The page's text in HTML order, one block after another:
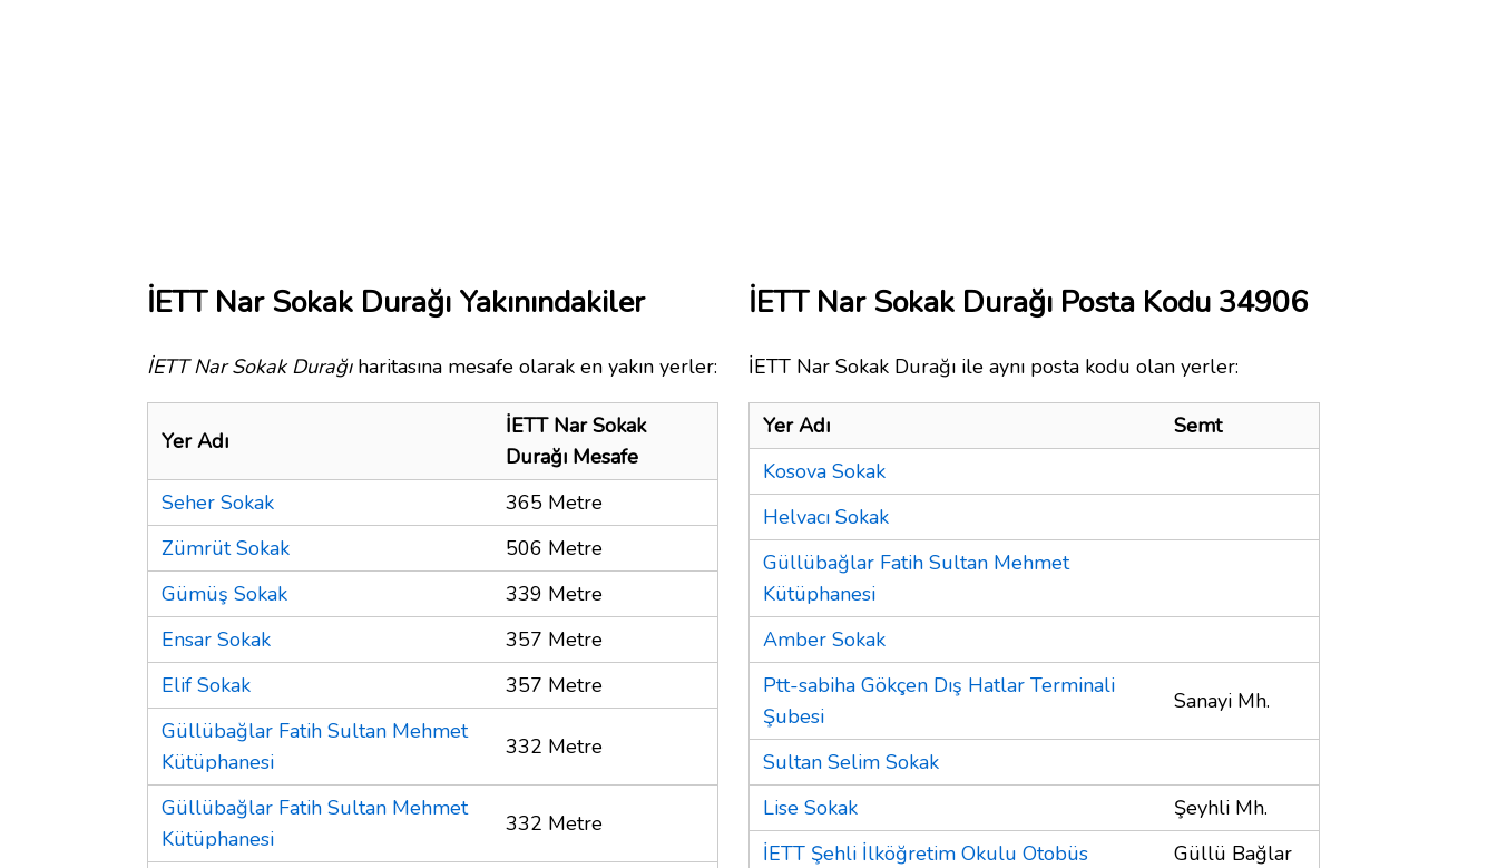
İETT Nar Sokak Durağı Yakınındakiler
İETT Nar Sokak Durağıharitasına mesafe olarak en yakın yerler:
Yer Adı
İETT Nar Sokak
Durağı Mesafe
Seher Sokak
365 Metre
Zümrüt Sokak
506 Metre
Gümüş Sokak
339 Metre
Ensar Sokak
357 Metre
Elif Sokak
357 Metre
Güllübağlar Fatih Sultan Mehmet
Kütüphanesi
332 Metre
Güllübağlar Fatih Sultan Mehmet
Kütüphanesi
332 Metre
İETT Nar Sokak Durağı Posta Kodu 34906
İETT Nar Sokak Durağı ile aynı posta kodu olan yerler:
Yer Adı
Semt
Kosova Sokak
Helvacı Sokak
Güllübağlar Fatih Sultan Mehmet
Kütüphanesi
Amber Sokak
Ptt-sabiha Gökçen Dış Hatlar Terminali
Şubesi
Sanayi Mh.
Sultan Selim Sokak
Lise Sokak
Şeyhli Mh.
İETT Şehli İlköğretim Okulu Otobüs
Güllü Bağlar